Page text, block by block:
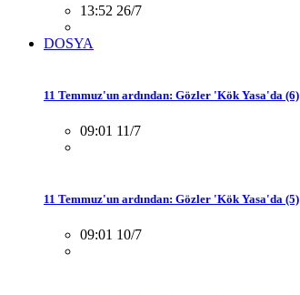
13:52 26/7
DOSYA
11 Temmuz'un ardından: Gözler 'Kök Yasa'da (6)
09:01 11/7
11 Temmuz'un ardından: Gözler 'Kök Yasa'da (5)
09:01 10/7